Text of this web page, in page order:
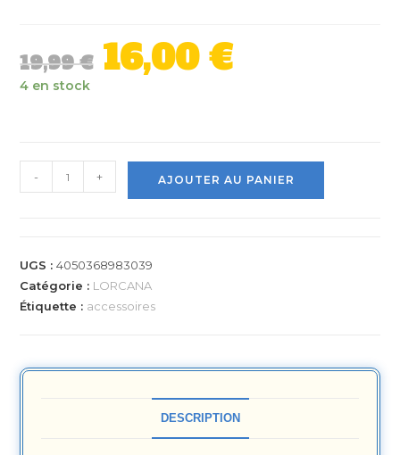
19,99€ 16,00€
4 en stock
- + AJOUTER AU PANIER
UGS :4050368983039
Catégorie : LORCANA
Étiquette : accessoires
DESCRIPTION